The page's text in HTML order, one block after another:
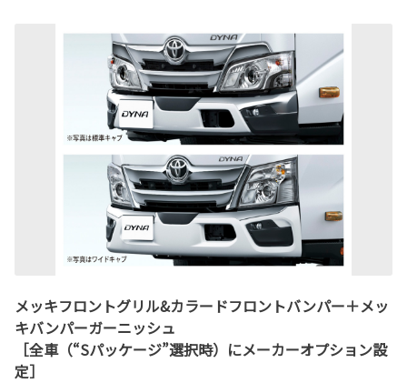
メッキフロントグリル&カラードフロントバンパー＋メッ
キバンパーガーニッシュ
［全車（“Sパッケージ”選択時）にメーカーオプション設
定］